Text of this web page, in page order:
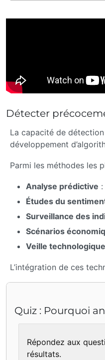
Détecter
La capacité de
développement
Parmi les méthodes les
Analyse prédictive
Études du
Surveillance des
Scénarios
Veille technologique
L’intégration de ces
Quiz : Pourquoi
Répondez aux
résultats.